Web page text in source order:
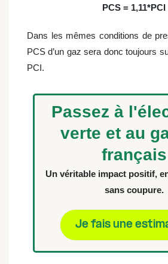
PCS = 1,11*PCI
Dans les mêmes conditions de
PCS d’un gaz sera donc toujours
PCI.
Passez à
verte et au
français
Un véritable impact positif,
sans coupure.
Je fais une